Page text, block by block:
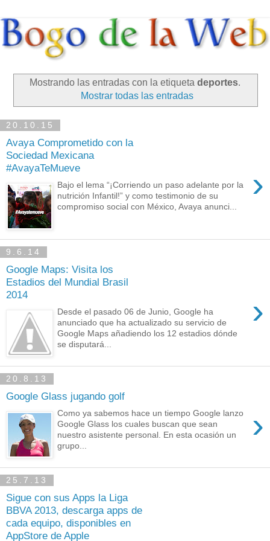
Mostrando las entradas con la etiqueta deportes.
Mostrar todas las entradas
20.10.15
Avaya Comprometido con la
Sociedad Mexicana
#AvayaTeMueve
›
Bajo el lema “¡Corriendo un paso adelante por la
nutrición Infantil!” y como testimonio de su
compromiso social con México, Avaya anunci...
9.6.14
Google Maps: Visita los
Estadios del Mundial Brasil
2014
›
Desde el pasado 06 de Junio, Google ha
anunciado que ha actualizado su servicio de
Google Maps añadiendo los 12 estadios dónde
se disputará...
20.8.13
Google Glass jugando golf
›
Como ya sabemos hace un tiempo Google lanzo
Google Glass los cuales buscan que sean
nuestro asistente personal. En esta ocasión un
grupo...
25.7.13
Sigue con sus Apps la Liga
BBVA 2013, descarga apps de
cada equipo, disponibles en
AppStore de Apple